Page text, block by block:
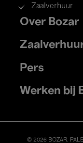
Zaalverhuur
Footer
menu
Over Bozar
Pers
Werken bij
© 2026 BOZAR.